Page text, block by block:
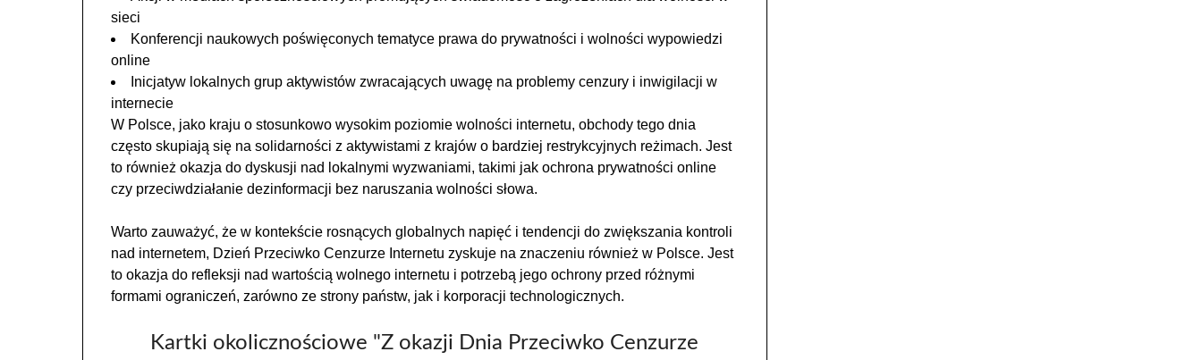
sieci
Konferencji naukowych poświęconych tematyce prawa do prywatności i wolności wypowiedzi
online
Inicjatyw lokalnych grup aktywistów zwracających uwagę na problemy cenzury i inwigilacji w
internecie
W Polsce, jako kraju o stosunkowo wysokim poziomie wolności internetu, obchody tego dnia
często skupiają się na solidarności z aktywistami z krajów o bardziej restrykcyjnych reżimach. Jest
to również okazja do dyskusji nad lokalnymi wyzwaniami, takimi jak ochrona prywatności online
czy przeciwdziałanie dezinformacji bez naruszania wolności słowa.
Warto zauważyć, że w kontekście rosnących globalnych napięć i tendencji do zwiększania kontroli
nad internetem, Dzień Przeciwko Cenzurze Internetu zyskuje na znaczeniu również w Polsce. Jest
to okazja do refleksji nad wartością wolnego internetu i potrzebą jego ochrony przed różnymi
formami ograniczeń, zarówno ze strony państw, jak i korporacji technologicznych.
Kartki okolicznościowe "Z okazji Dnia Przeciwko Cenzurze